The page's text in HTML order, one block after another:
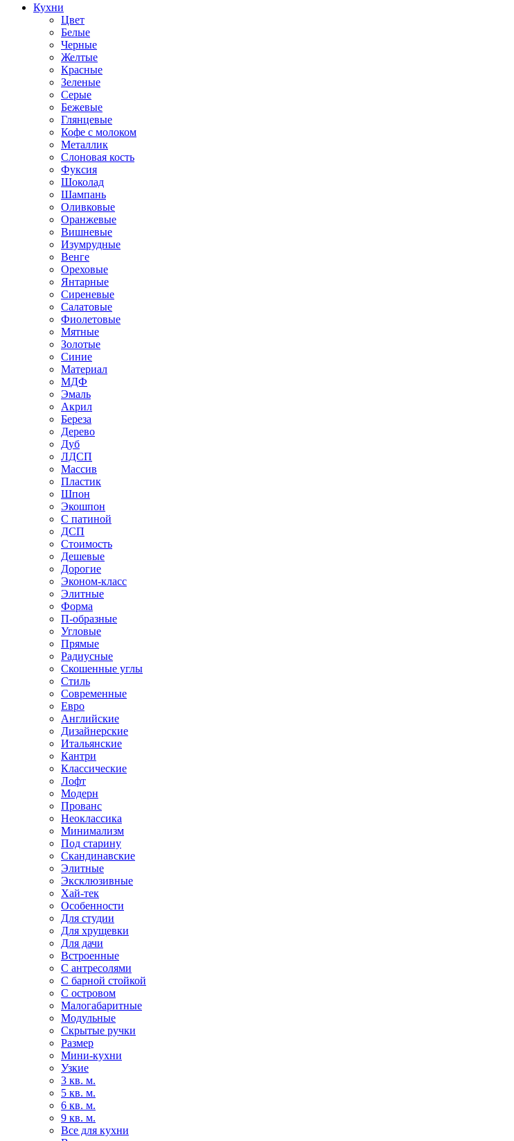
Кухни
Цвет
Белые
Черные
Желтые
Красные
Зеленые
Серые
Бежевые
Глянцевые
Кофе с молоком
Металлик
Слоновая кость
Фуксия
Шоколад
Шампань
Оливковые
Оранжевые
Вишневые
Изумрудные
Венге
Ореховые
Янтарные
Сиреневые
Салатовые
Фиолетовые
Мятные
Золотые
Синие
Материал
МДФ
Эмаль
Акрил
Береза
Дерево
Дуб
ЛДСП
Массив
Пластик
Шпон
Экошпон
С патиной
ДСП
Стоимость
Дешевые
Дорогие
Эконом-класс
Элитные
Форма
П-образные
Угловые
Прямые
Радиусные
Скошенные углы
Стиль
Современные
Евро
Английские
Дизайнерские
Итальянские
Кантри
Классические
Лофт
Модерн
Прованс
Неоклассика
Минимализм
Под старину
Скандинавские
Элитные
Эксклюзивные
Хай-тек
Особенности
Для студии
Для хрущевки
Для дачи
Встроенные
С антресолями
С барной стойкой
С островом
Малогабаритные
Модульные
Скрытые ручки
Размер
Мини-кухни
Узкие
3 кв. м.
5 кв. м.
6 кв. м.
9 кв. м.
Все для кухни